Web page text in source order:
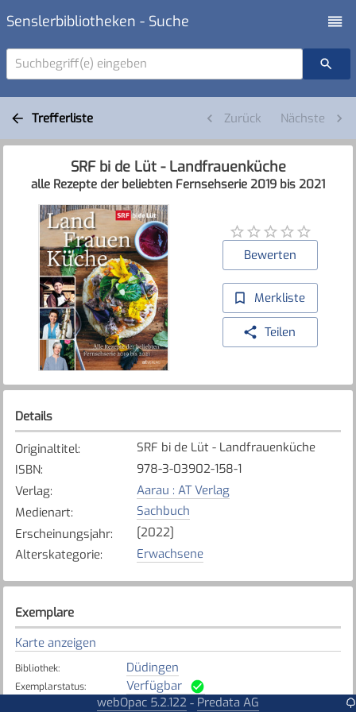
Senslerbibliotheken - Suche
Suchbegriff(e) eingeben
Trefferliste Zurück Nächste
SRF bi de Lüt - Landfrauenküche
alle Rezepte der beliebten Fernsehserie 2019 bis 2021
Bewerten
Merkliste
Teilen
Details
Originaltitel:
SRF bi de Lüt - Landfrauenküche
ISBN:
978-3-03902-158-1
Verlag:
Aarau : AT Verlag
Medienart:
Sachbuch
Erscheinungsjahr:
[2022]
Alterskategorie: Erwachsene
Exemplare
Karte anzeigen
Bibliothek: Düdingen
Exemplarstatus: Verfügbar
webOpac 5.2.122 - Predata AG